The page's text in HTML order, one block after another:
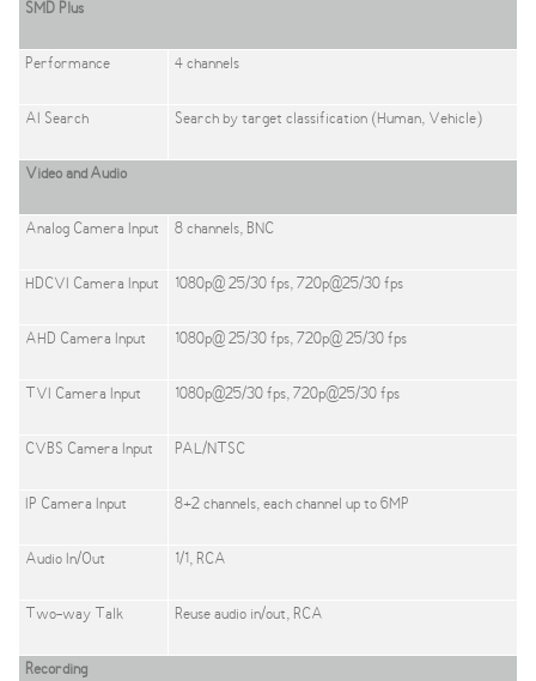
SMD Plus
Performance 4 channels
AI Search Search by target classification (Human, Vehicle)
Video and Audio
Analog Camera Input 8 channels, BNC
HDCVI Camera Input 1080p@ 25/30 fps, 720p@25/30 fps
AHD Camera Input 1080p@ 25/30 fps, 720p@ 25/30 fps
TVI Camera Input 1080p@25/30 fps, 720p@25/30 fps
CVBS Camera Input PAL/NTSC
IP Camera Input 8+2 channels, each channel up to 6MP
Audio In/Out 1/1, RCA
Two-way Talk Reuse audio in/out, RCA
Recording